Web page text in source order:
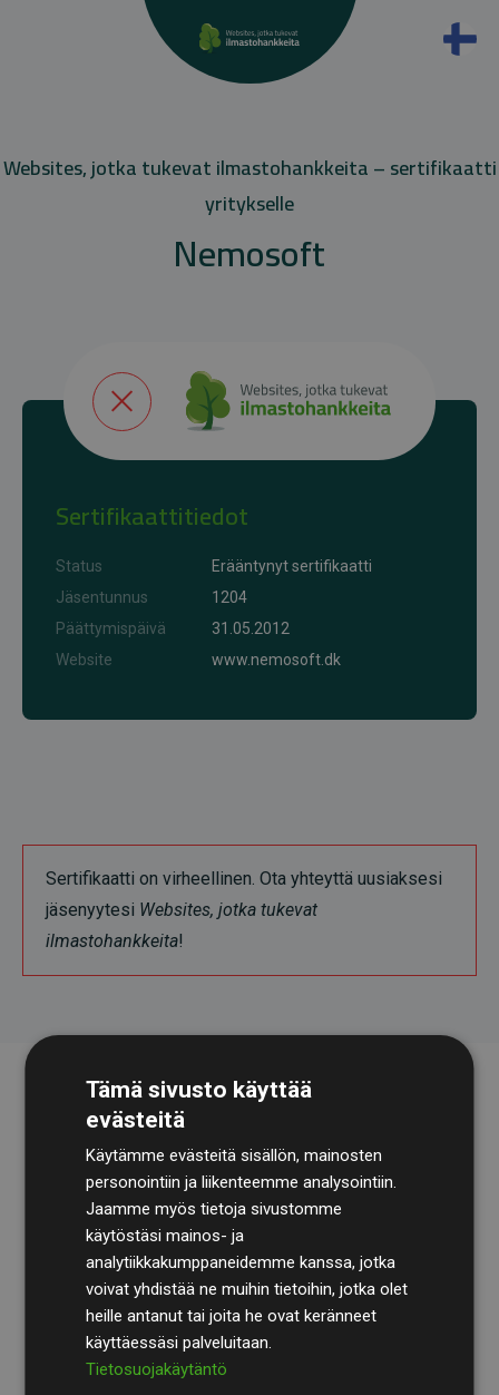
Websites, jotka tukevat ilmastohankkeita – sertifikaatti
yritykselle
Nemosoft
Sertifikaattitiedot
Status
Erääntynyt sertifikaatti
Jäsentunnus
1204
Päättymispäivä
31.05.2012
Website
www.nemosoft.dk
Sertifikaatti on virheellinen. Ota yhteyttä uusiaksesi
jäsenyytesi Websites, jotka tukevat
ilmastohankkeita!
TilintarkastusyhtiöBDOkäy säännöllisesti läpi
laskelmamme ja menetelmämme varmistaakseen
läpinäkyvyyden ja luotettavuuden.
Heidän tarkastuksensa osoittavat, että investoinnit
ilmastohankkeisiin kompensoivat keskimäärin
Tämä sivusto käyttää
evästeitä
Käytämme evästeitä sisällön, mainosten
personointiin ja liikenteemme analysointiin.
Jaamme myös tietoja sivustomme
käytöstäsi mainos- ja
analytiikkakumppaneidemme kanssa, jotka
voivat yhdistää ne muihin tietoihin, jotka olet
heille antanut tai joita he ovat keränneet
käyttäessäsi palveluitaan.
Tietosuojakäytäntö